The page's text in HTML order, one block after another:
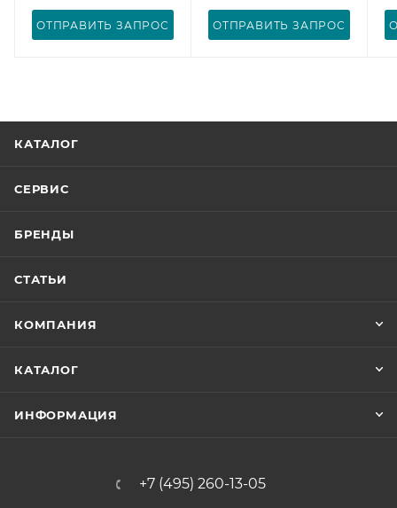
ОТПРАВИТЬ ЗАПРОС ОТПРАВИТЬ ЗАПРОС
КАТАЛОГ
СЕРВИС
БРЕНДЫ
СТАТЬИ
КОМПАНИЯ
КАТАЛОГ
ИНФОРМАЦИЯ
+7 (495) 260-13-05